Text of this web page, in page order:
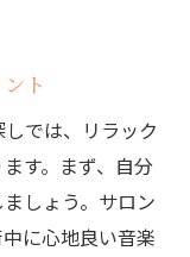
ト
では、リラック
す。まず、自分
しょう。サロン
に心地良い音楽